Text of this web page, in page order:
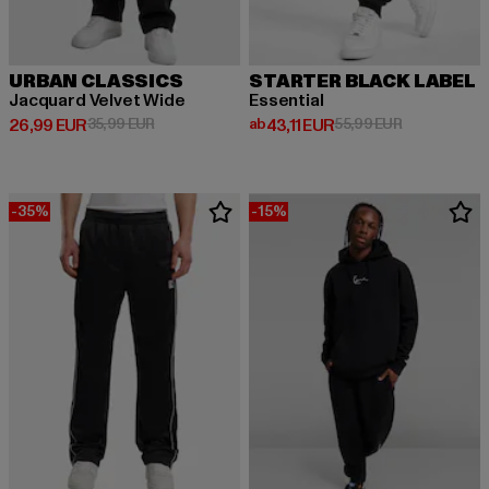
URBAN CLASSICS
Jacquard Velvet Wide
26,99 EUR
Derzeitiger Preis: 26,99 EUR
35,99 EURAktionspreis: 35,99 EUR
STARTER BLACK LABEL
Essential
ab43,11 EUR
Derzeitiger Preis: ab 43,11 EUR
55,99 EUR
-35% -15%